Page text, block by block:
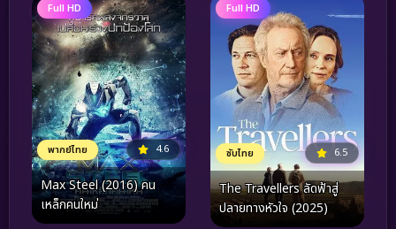
Full HD
พากย์ไทย 4.6
Max Steel (2016) คน
เหล็กคนใหม่
Full HD
ซับไทย 6.5
The Travellers ลัดฟ้าสู่
ปลายทางหัวใจ (2025)